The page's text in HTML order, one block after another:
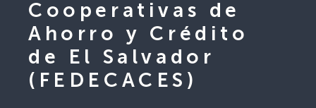
Cooperativas de
Ahorro y Crédito
de El Salvador
(FEDECACES)